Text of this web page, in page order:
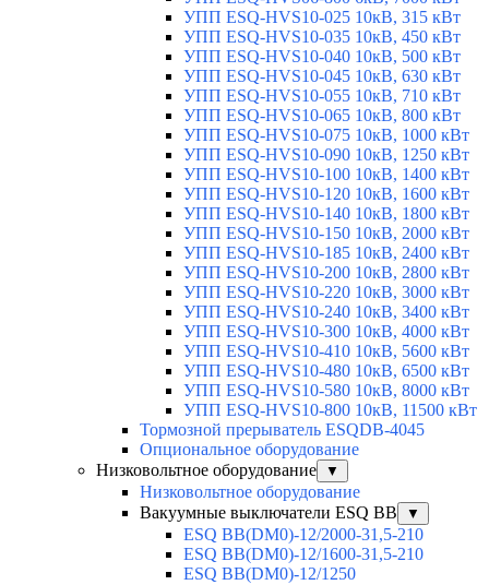
УПП ESQ-HVS10-025 10кВ, 315 кВт
УПП ESQ-HVS10-035 10кВ, 450 кВт
УПП ESQ-HVS10-040 10кВ, 500 кВт
УПП ESQ-HVS10-045 10кВ, 630 кВт
УПП ESQ-HVS10-055 10кВ, 710 кВт
УПП ESQ-HVS10-065 10кВ, 800 кВт
УПП ESQ-HVS10-075 10кВ, 1000 кВт
УПП ESQ-HVS10-090 10кВ, 1250 кВт
УПП ESQ-HVS10-100 10кВ, 1400 кВт
УПП ESQ-HVS10-120 10кВ, 1600 кВт
УПП ESQ-HVS10-140 10кВ, 1800 кВт
УПП ESQ-HVS10-150 10кВ, 2000 кВт
УПП ESQ-HVS10-185 10кВ, 2400 кВт
УПП ESQ-HVS10-200 10кВ, 2800 кВт
УПП ESQ-HVS10-220 10кВ, 3000 кВт
УПП ESQ-HVS10-240 10кВ, 3400 кВт
УПП ESQ-HVS10-300 10кВ, 4000 кВт
УПП ESQ-HVS10-410 10кВ, 5600 кВт
УПП ESQ-HVS10-480 10кВ, 6500 кВт
УПП ESQ-HVS10-580 10кВ, 8000 кВт
УПП ESQ-HVS10-800 10кВ, 11500 кВт
Тормозной прерыватель ESQDB-4045
Опциональное оборудование
Низковольтное оборудование
▼
Низковольтное оборудование
Вакуумные выключатели ESQ BB
▼
ESQ ВВ(DM0)-12/2000-31,5-210
ESQ ВВ(DM0)-12/1600-31,5-210
ESQ ВВ(DM0)-12/1250